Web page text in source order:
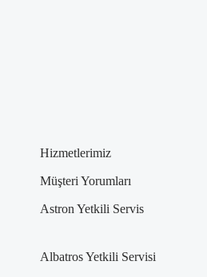
Hizmetlerimiz
Müşteri Yorumları
Astron Yetkili Servis
Albatros Yetkili Servisi